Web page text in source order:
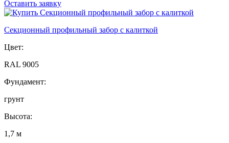
Оставить заявку
Секционный профильный забор с калиткой
Цвет:
RAL 9005
Фундамент:
грунт
Высота:
1,7 м